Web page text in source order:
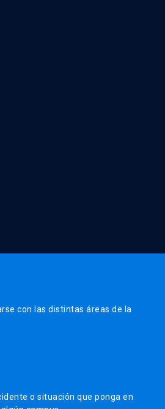
con las distintas áreas de la
o situación que ponga en